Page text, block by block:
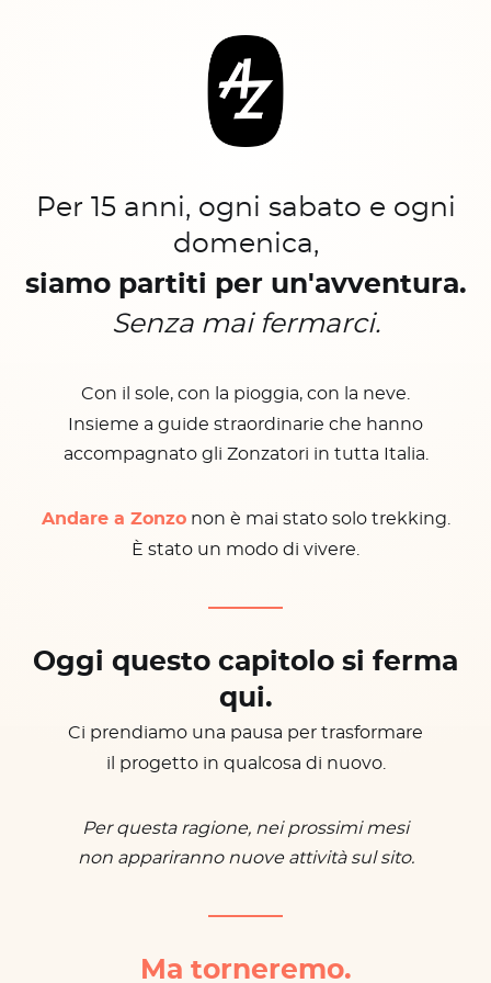
Per 15 anni, ogni sabato e ogni
domenica,
siamo partiti per un'avventura.
Senza mai fermarci.
Con il sole, con la pioggia, con la neve.
Insieme a guide straordinarie che hanno
accompagnato gli Zonzatori in tutta Italia.
Andare a Zonzonon è mai stato solo trekking.
È stato un modo di vivere.
Oggi questo capitolo si ferma
qui.
Ci prendiamo una pausa per trasformare
il progetto in qualcosa di nuovo.
Per questa ragione, nei prossimi mesi
non appariranno nuove attività sul sito.
Ma torneremo.